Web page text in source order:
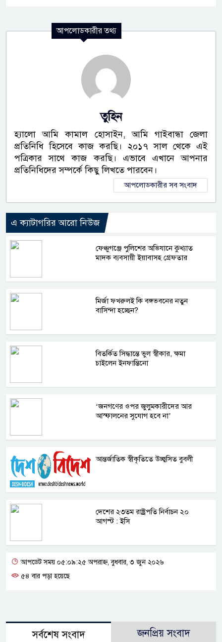
আপলোডকারীর তথ্য
তুহিন
হ্যালো আমি কামাল হোসাইন, আমি গাইবান্ধা জেলা
প্রতিনিধি হিসেবে কাজ করছি। ২০১৭ সাল থেকে এই
পত্রিকার সাথে কাজ করছি। এভাবে এখানে আপনার
প্রতিনিধিদের সম্পর্কে কিছু লিখতে পারবেন।
আপলোডকারীর সব সংবাদ
এ ক্যাটাগরির আরো নিউজ
ফেঞ্চুগঞ্জে পুলিশের অভিযানে কুখ্যাত
মাদক ব্যবসায়ী ইয়াবাসহ গ্রেফতার
মির্জা ফখরুলই কি বঙ্গভবনের নতুন
বাসিন্দা হচ্ছেন?
বিতর্কিত সিদ্ধান্তে ভুল স্বীকার, ক্ষমা
চাইলেন ইনফান্তিনো
‘জনগণের ওপর জুলুমকারীদের আর
আস্ফালনের সুযোগ হবে না’
আন্তর্জাতিক স্বীকৃতিতে উচ্ছ্বসিত বুবলী
দেশের ২৩তম রাষ্ট্রপতি নির্বাচন ২০
আগস্ট : ইসি
আপডেট সময় ০৫:০৯:২৫ অপরাহ্ন, বুধবার, ৩ জুন ২০২৬
৫৪ বার পড়া হয়েছে
সর্বশেষ সংবাদ জনপ্রিয় সংবাদ